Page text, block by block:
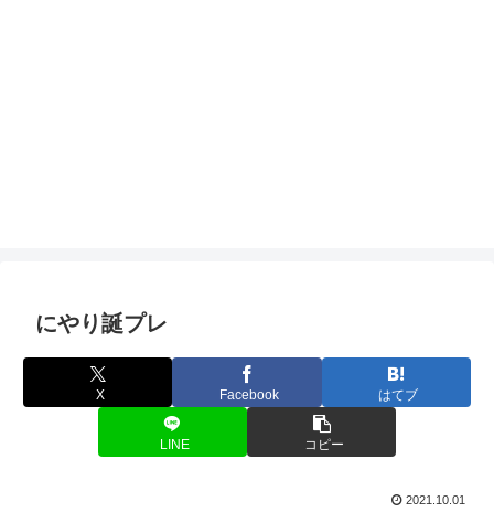
にやり誕プレ
X Facebook はてブ
LINE コピー
2021.10.01